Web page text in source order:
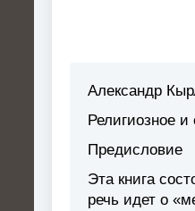
Александр
Религиозное
Предисловие
Эта книга
речь идет о